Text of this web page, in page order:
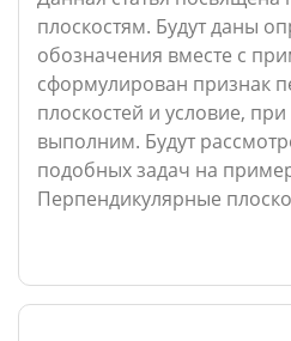
плоскостям. Будут даны
обозначения вместе с
сформулирован признак
плоскостей и условие,
выполним. Будут
подобных задач на
Перпендикулярные